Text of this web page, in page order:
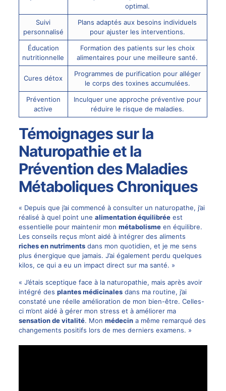
optimal.
Suivi
personnalisé
Plans adaptés aux besoins individuels
pour ajuster les interventions.
Éducation
nutritionnelle
Formation des patients sur les choix
alimentaires pour une meilleure santé.
Cures détox
Programmes de purification pour alléger
le corps des toxines accumulées.
Prévention
active
Inculquer une approche préventive pour
réduire le risque de maladies.
Témoignages sur la
Naturopathie et la
Prévention des Maladies
Métaboliques Chroniques
« Depuis que j’ai commencé à consulter un naturopathe, j’ai
réalisé à quel point une alimentation équilibréeest
essentielle pour maintenir mon métabolismeen équilibre.
Les conseils reçus m’ont aidé à intégrer des aliments
riches en nutrimentsdans mon quotidien, et je me sens
plus énergique que jamais. J’ai également perdu quelques
kilos, ce qui a eu un impact direct sur ma santé. »
« J’étais sceptique face à la naturopathie, mais après avoir
intégré des plantes médicinalesdans ma routine, j’ai
constaté une réelle amélioration de mon bien-être. Celles-
ci m’ont aidé à gérer mon stress et à améliorer ma
sensation de vitalité. Mon médecina même remarqué des
changements positifs lors de mes derniers examens. »